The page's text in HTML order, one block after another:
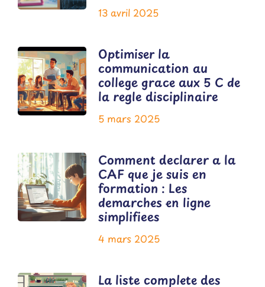
13 avril 2025
Optimiser la
communication au
college grace aux 5 C de
la regle disciplinaire
5 mars 2025
Comment declarer a la
CAF que je suis en
formation : Les
demarches en ligne
simplifiees
4 mars 2025
La liste complete des